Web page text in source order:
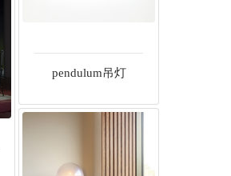
pendulum吊灯